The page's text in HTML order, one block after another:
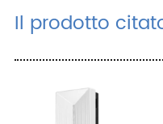
SHOP filtri
Il prodotto